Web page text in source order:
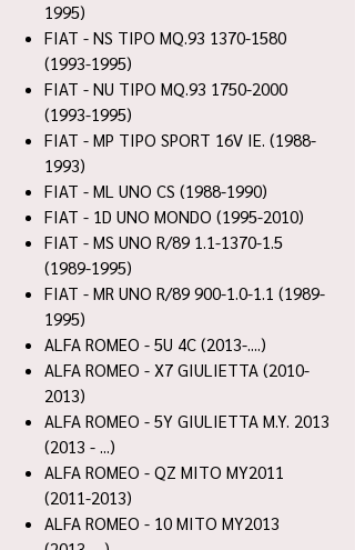
1995)
FIAT - NS TIPO MQ.93 1370-1580
(1993-1995)
FIAT - NU TIPO MQ.93 1750-2000
(1993-1995)
FIAT - MP TIPO SPORT 16V IE. (1988-
1993)
FIAT - ML UNO CS (1988-1990)
FIAT - 1D UNO MONDO (1995-2010)
FIAT - MS UNO R/89 1.1-1370-1.5
(1989-1995)
FIAT - MR UNO R/89 900-1.0-1.1 (1989-
1995)
ALFA ROMEO - 5U 4C (2013-....)
ALFA ROMEO - X7 GIULIETTA (2010-
2013)
ALFA ROMEO - 5Y GIULIETTA M.Y. 2013
(2013 - ...)
ALFA ROMEO - QZ MITO MY2011
(2011-2013)
ALFA ROMEO - 10 MITO MY2013